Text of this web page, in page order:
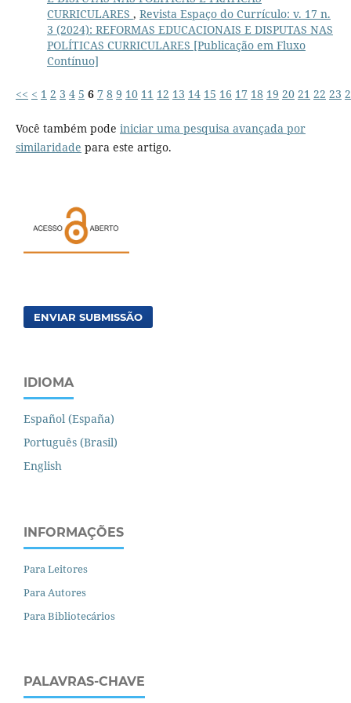
CURRICULARES , Revista Espaço do Currículo: v. 17 n.
3 (2024): REFORMAS EDUCACIONAIS E DISPUTAS NAS
POLÍTICAS CURRICULARES [Publicação em Fluxo
Contínuo]
<< < 1 2 3 4 5 6 7 8 9 10 11 12 13 14 15 16 17 18 19 20 21 22 23
Você também pode iniciar uma pesquisa avançada por
similaridade para este artigo.
ENVIAR SUBMISSÃO
IDIOMA
Español (España)
Português (Brasil)
English
INFORMAÇÕES
Para Leitores
Para Autores
Para Bibliotecários
PALAVRAS-CHAVE